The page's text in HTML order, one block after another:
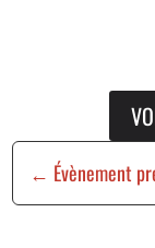
← Évènement